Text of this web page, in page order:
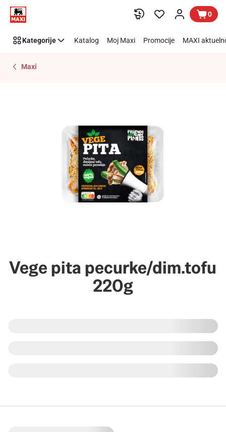
Preskoči link 0
Kategorije Katalog Moj Maxi Promocije MAXI
Maxi
Vege pita pecurke/dim.tofu
220g